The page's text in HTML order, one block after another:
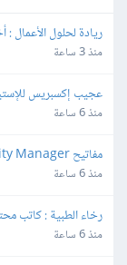
ريادة لحلول
منذ 3 ساعة
عجيب إكسبريس
منذ 6 ساعة
مفاتيح Mfatyh : Social Media and Community Manager
منذ 6 ساعة
رخاء الطبية : كاتب
منذ 6 ساعة